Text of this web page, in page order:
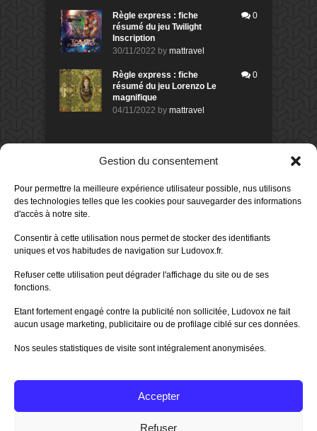
Gestion du consentement
Pour permettre la meilleure expérience utilisateur possible, nus utilisons
des technologies telles que les cookies pour sauvegarder des informations
d'accès à notre site.
Consentir à cette utilisation nous permet de stocker des identifiants
uniques et vos habitudes de navigation sur Ludovox.fr.
Refuser cette utilisation peut dégrader l'affichage du site ou de ses
fonctions.
Etant fortement engagé contre la publicité non sollicitée, Ludovox ne fait
aucun usage marketing, publicitaire ou de profilage ciblé sur ces données.
Nos seules statistiques de visite sont intégralement anonymisées.
Accepter
Refuser
Règle express : fiche
résumé du jeu Twilight
Inscription
30/11/2022 by mattravel
0
Règle express : fiche
résumé du jeu Lorenzo Le
magnifique
04/11/2022 by mattravel
0
DERNIERS AVIS DES MEMBRES
Avis de morlockbob
Sur le jeu Collect!
il y a 2 jours
Avis demorlockbob
Sur le jeu Detective Box - Ciao
Publié leil y a 3 jours
80%
Sur le jeu Detective Box - Ciao
Bella